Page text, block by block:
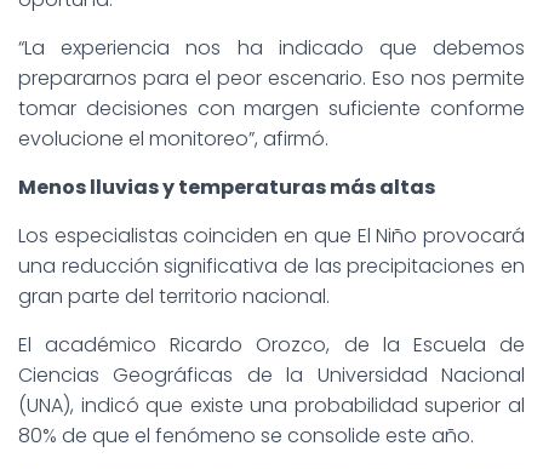
“La experiencia nos ha indicado que debemos
prepararnos para el peor escenario. Eso nos permite
tomar decisiones con margen suficiente conforme
evolucione el monitoreo”, afirmó.
Menos lluvias y temperaturas más altas
Los especialistas coinciden en que El Niño provocará
una reducción significativa de las precipitaciones en
gran parte del territorio nacional.
El académico Ricardo Orozco, de la Escuela de
Ciencias Geográficas de la Universidad Nacional
(UNA), indicó que existe una probabilidad superior al
80% de que el fenómeno se consolide este año.